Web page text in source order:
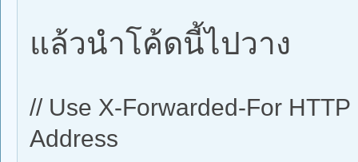
แล้วนำโค้ดนี้ไปวาง
// Use X-Forwarded-For
Address